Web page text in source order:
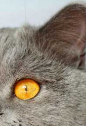
عملية استئصال الناسور
الكلاب العرض الاساسى
لكلا من الجنسين من
يمكن أن يحدث بدون